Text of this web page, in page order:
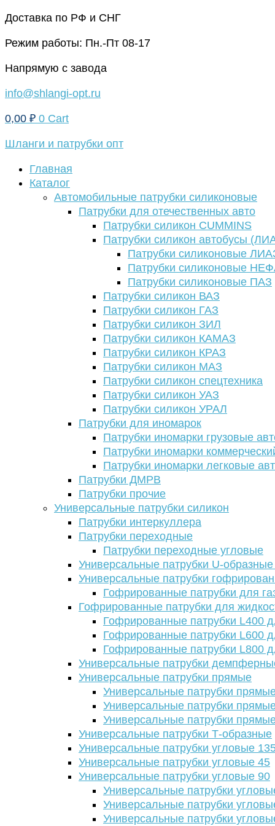
Перейти
содержимому
Доставка по РФ и СНГ
Режим работы: Пн.-Пт 08-17
Напрямую с завода
info@shlangi-opt.ru
0,00 ₽ 0 Cart
Шланги и патрубки опт
Главная
Каталог
Автомобильные патрубки силиконовые
Патрубки для отечественных авто
Патрубки силикон CUMMINS
Патрубки силикон автобусы
Патрубки силиконовые
Патрубки силиконовые
Патрубки силиконовые ПАЗ
Патрубки силикон ВАЗ
Патрубки силикон ГАЗ
Патрубки силикон ЗИЛ
Патрубки силикон КАМАЗ
Патрубки силикон КРАЗ
Патрубки силикон МАЗ
Патрубки силикон спецтехника
Патрубки силикон УАЗ
Патрубки силикон УРАЛ
Патрубки для иномарок
Патрубки иномарки грузовые
Патрубки иномарки
Патрубки иномарки легковые
Патрубки ДМРВ
Патрубки прочие
Универсальные патрубки силикон
Патрубки интеркуллера
Патрубки переходные
Патрубки переходные угловые
Универсальные патрубки U-
Универсальные патрубки
Гофрированные патрубки для
Гофрированные патрубки для
Гофрированные патрубки L400
Гофрированные патрубки L600
Гофрированные патрубки L800
Универсальные патрубки
Универсальные патрубки прямые
Универсальные патрубки
Универсальные патрубки
Универсальные патрубки
Универсальные патрубки Т-образные
Универсальные патрубки угловые
Универсальные патрубки угловые 45
Универсальные патрубки угловые 90
Универсальные патрубки
Универсальные патрубки
Универсальные патрубки